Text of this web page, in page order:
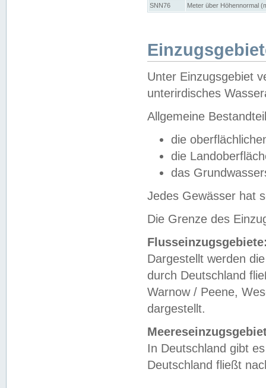
SNN76
Meter über Höhennormal
Unter Einzugsgebiet
unterirdisches
Allgemeine
die
die
das
Jedes Gewässer hat
Die Grenze des
Dargestellt werden
durch Deutschland
Warnow / Peene,
dargestellt.
In Deutschland gibt
Deutschland fließt